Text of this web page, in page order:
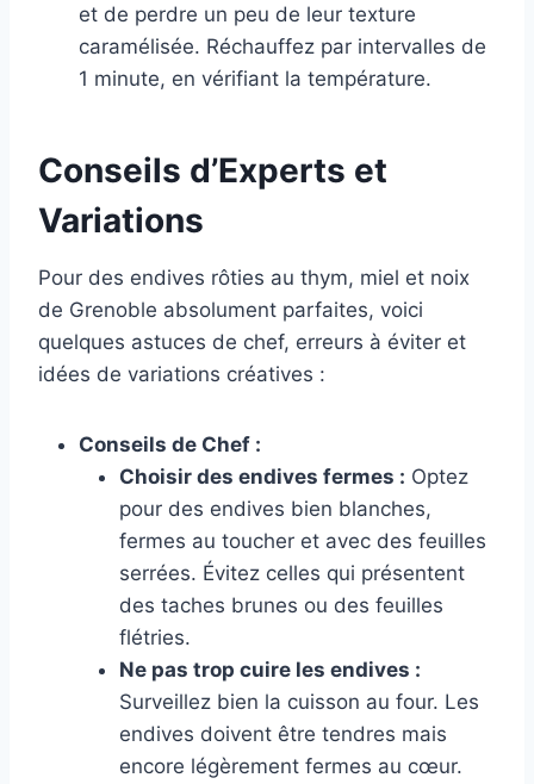
et de perdre un peu de leur texture
caramélisée. Réchauffez par intervalles de
1 minute, en vérifiant la température.
Conseils d’Experts et
Variations
Pour des endives rôties au thym, miel et noix
de Grenoble absolument parfaites, voici
quelques astuces de chef, erreurs à éviter et
idées de variations créatives :
Conseils de Chef :
Choisir des endives fermes : Optez
pour des endives bien blanches,
fermes au toucher et avec des feuilles
serrées. Évitez celles qui présentent
des taches brunes ou des feuilles
flétries.
Ne pas trop cuire les endives :
Surveillez bien la cuisson au four. Les
endives doivent être tendres mais
encore légèrement fermes au cœur.